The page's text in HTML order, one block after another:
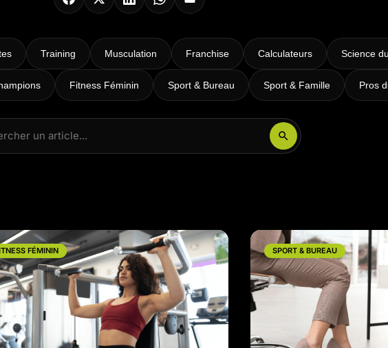
Booty Shape
Zumba Kids
Danse Kids
Training Musculation Franchise Calculateurs Science
Fitness Féminin Sport & Bureau Sport & Famille Pros
FÉMININ SPORT & BUREAU